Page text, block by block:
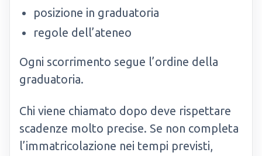
posizione in graduatoria
regole dell’ateneo
Ogni scorrimento segue l’ordine della
graduatoria.
Chi viene chiamato dopo deve rispettare
scadenze molto precise. Se non completa
l’immatricolazione nei tempi previsti,